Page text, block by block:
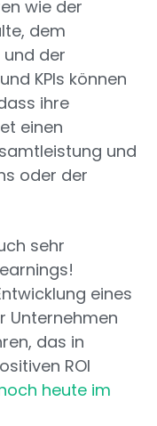
wie der
dem
der
KPIs können
ihre
einen
und
oder der
sehr
eines
Unternehmen
das in
ROI
heute im